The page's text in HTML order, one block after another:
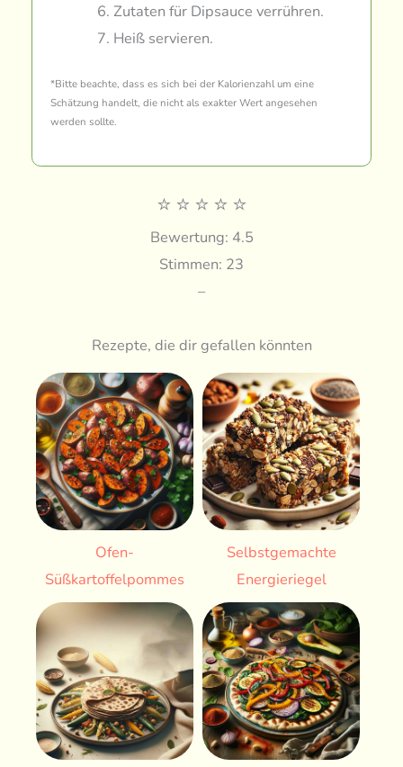
Zutaten für Dipsauce verrühren.
Heiß servieren.
*Bitte beachte, dass es sich bei der Kalorienzahl um eine
Schätzung handelt, die nicht als exakter Wert angesehen
werden sollte.
⭐ ⭐ ⭐ ⭐ ⭐
Bewertung: 4.5
Stimmen: 23
–
Rezepte, die dir gefallen könnten
Ofen-
Süßkartoffelpommes
Selbstgemachte
Energieriegel